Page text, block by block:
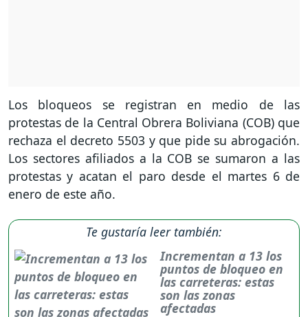
Los bloqueos se registran en medio de las
protestas de la Central Obrera Boliviana (COB) que
rechaza el decreto 5503 y que pide su abrogación.
Los sectores afiliados a la COB se sumaron a las
protestas y acatan el paro desde el martes 6 de
enero de este año.
Te gustaría leer también:
Incrementan a 13 los
puntos de bloqueo en
las carreteras: estas
son las zonas
afectadas